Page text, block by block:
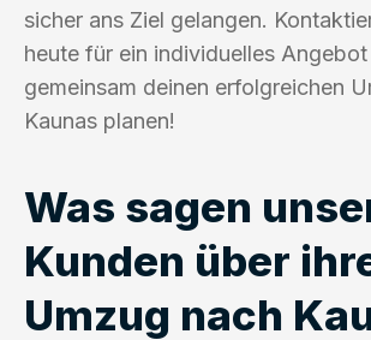
sicher ans Ziel gelangen.
heute für ein individuelles
gemeinsam deinen erfolgreichen
Kaunas planen!
Was sagen
Kunden über
Umzug nach